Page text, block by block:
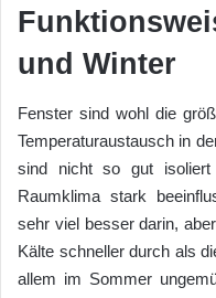
und Winter
Fenster sind wohl die
Temperaturaustausch in
sind nicht so gut
Raumklima stark
sehr viel besser darin,
Kälte schneller durch als
allem im Sommer